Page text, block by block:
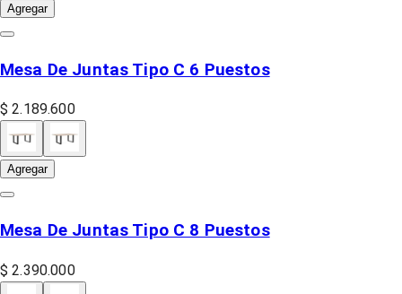
Agregar
Mesa De Juntas Tipo C 6 Puestos
$ 2.189.600
Agregar
Mesa De Juntas Tipo C 8 Puestos
$ 2.390.000